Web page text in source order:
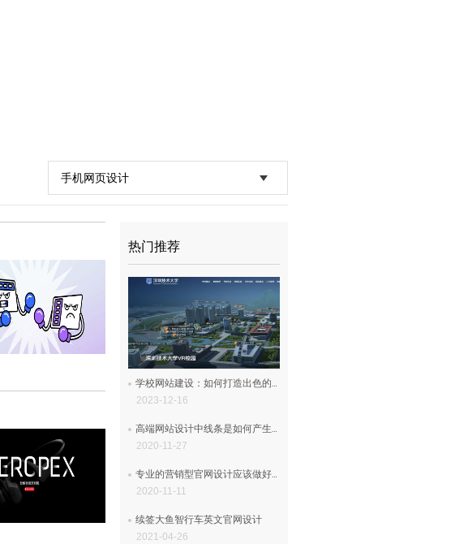
手机网页设计
热门推荐
学校网站建设：如何打造出色的在线学校网站
2023-12-16
高端网站设计中线条是如何产生美感的
2020-11-27
专业的营销型官网设计应该做好哪些工作？
2020-11-11
续签大鱼智行车英文官网设计
2021-04-26